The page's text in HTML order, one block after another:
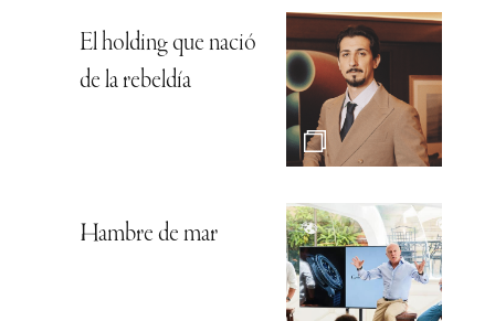
El holding que nació
de la rebeldía
Hambre de mar